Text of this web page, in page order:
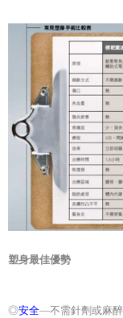
塑身最佳優勢
◎安全—不需針劑或麻醉